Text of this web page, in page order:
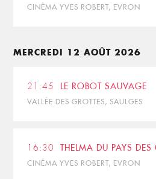
CINÉMA YVES ROBERT, EVRON
MERCREDI 12 AOÛT 2026
21:45 LE ROBOT SAUVAGE
VALLÉE DES GROTTES, SAULGES
16:30 THELMA DU PAYS DES
CINÉMA YVES ROBERT, EVRON